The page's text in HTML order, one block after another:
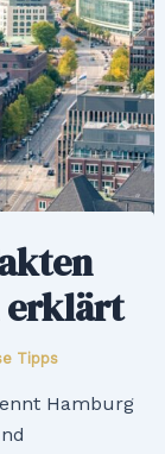
erklärt
Tipps
Hamburg